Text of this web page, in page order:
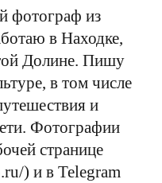
фотограф из
в Находке,
Долине. Пишу
в том числе
и
Фотографии
странице
) и в Telegram